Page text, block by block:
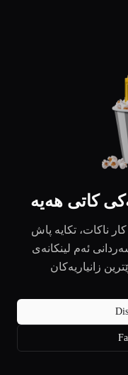
کاتی هەیە
ناکات، تکایە پاش
ئەم لینکانەی
زانیاریەکان